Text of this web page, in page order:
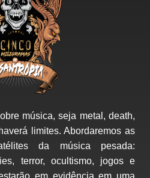
música, seja metal, death,
limites. Abordaremos as
da música pesada:
terror, ocultismo, jogos e
em evidência em uma